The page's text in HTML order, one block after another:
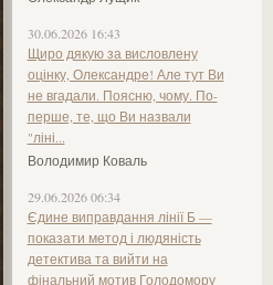
30.06.2026 16:43
Щиро дякую за висловлену
оцінку, Олександре! Але тут Ви
не вгадали. Поясню, чому. По-
перше, те, що Ви назвали
"ліні...
Володимир Коваль
29.06.2026 06:34
Єдине виправдання лінії Б —
показати метод і людяність
детектива та вийти на
фінальний мотив Голодомору